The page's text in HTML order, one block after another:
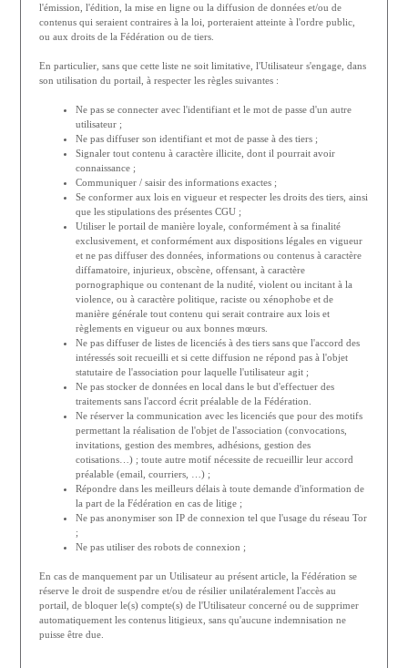
l'émission, l'édition, la mise en ligne ou la diffusion de données et/ou de
contenus qui seraient contraires à la loi, porteraient atteinte à l'ordre public,
ou aux droits de la Fédération ou de tiers.
En particulier, sans que cette liste ne soit limitative, l'Utilisateur s'engage, dans
son utilisation du portail, à respecter les règles suivantes :
Ne pas se connecter avec l'identifiant et le mot de passe d'un autre
utilisateur ;
Ne pas diffuser son identifiant et mot de passe à des tiers ;
Signaler tout contenu à caractère illicite, dont il pourrait avoir
connaissance ;
Communiquer / saisir des informations exactes ;
Se conformer aux lois en vigueur et respecter les droits des tiers, ainsi
que les stipulations des présentes CGU ;
Utiliser le portail de manière loyale, conformément à sa finalité
exclusivement, et conformément aux dispositions légales en vigueur
et ne pas diffuser des données, informations ou contenus à caractère
diffamatoire, injurieux, obscène, offensant, à caractère
pornographique ou contenant de la nudité, violent ou incitant à la
violence, ou à caractère politique, raciste ou xénophobe et de
manière générale tout contenu qui serait contraire aux lois et
règlements en vigueur ou aux bonnes mœurs.
Ne pas diffuser de listes de licenciés à des tiers sans que l'accord des
intéressés soit recueilli et si cette diffusion ne répond pas à l'objet
statutaire de l'association pour laquelle l'utilisateur agit ;
Ne pas stocker de données en local dans le but d'effectuer des
traitements sans l'accord écrit préalable de la Fédération.
Ne réserver la communication avec les licenciés que pour des motifs
permettant la réalisation de l'objet de l'association (convocations,
invitations, gestion des membres, adhésions, gestion des
cotisations…) ; toute autre motif nécessite de recueillir leur accord
préalable (email, courriers, …) ;
Répondre dans les meilleurs délais à toute demande d'information de
la part de la Fédération en cas de litige ;
Ne pas anonymiser son IP de connexion tel que l'usage du réseau Tor
;
Ne pas utiliser des robots de connexion ;
En cas de manquement par un Utilisateur au présent article, la Fédération se
réserve le droit de suspendre et/ou de résilier unilatéralement l'accès au
portail, de bloquer le(s) compte(s) de l'Utilisateur concerné ou de supprimer
automatiquement les contenus litigieux, sans qu'aucune indemnisation ne
puisse être due.